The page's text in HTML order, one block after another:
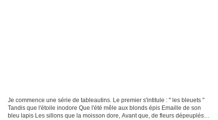
Je commence une série de tableautins. Le premier s'intitule : " les bleuets "
Tandis que l'étoile inodore Que l'été mêle aux blonds épis Emaille de son
bleu lapis Les sillons que la moisson dore, Avant que, de fleurs dépeuplés,